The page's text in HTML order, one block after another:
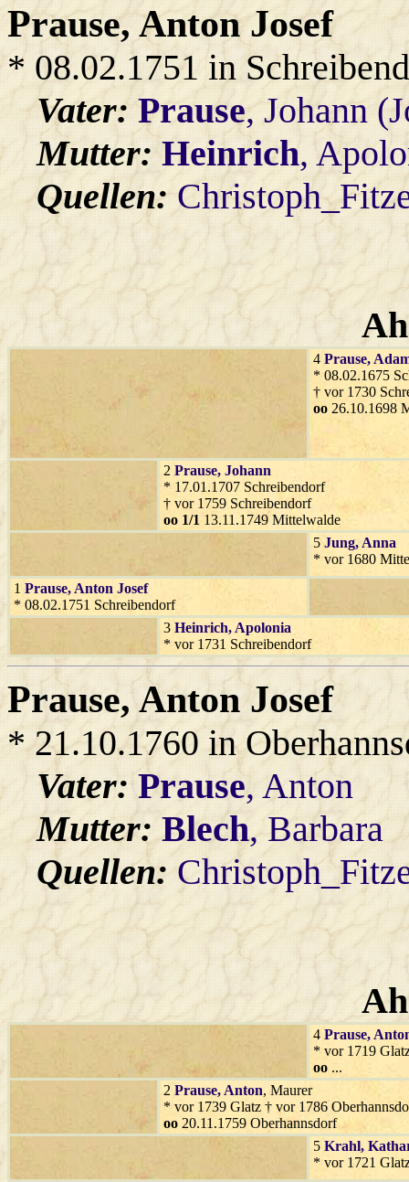
Prause, Anton Josef
* 08.02.1751 in
Vater:Prause, Johann
Mutter:Heinrich,
Quellen:
4 Prause,
* 08.02.1675
† vor 1730
oo 26.10.1698
2 Prause, Johann
* 17.01.1707 Schreibendorf
† vor 1759 Schreibendorf
oo 1/1 13.11.1749 Mittelwalde
5 Jung, Anna
* vor 1680
1 Prause, Anton Josef
* 08.02.1751 Schreibendorf
3 Heinrich, Apolonia
* vor 1731 Schreibendorf
Prause, Anton Josef
* 21.10.1760 in
Vater:Prause, Anton
Mutter:Blech, Barbara
Quellen:
4 Prause,
* vor 1719
oo ...
2 Prause, Anton, Maurer
* vor 1739 Glatz † vor 1786
oo 20.11.1759 Oberhannsdorf
5 Krahl,
* vor 1721